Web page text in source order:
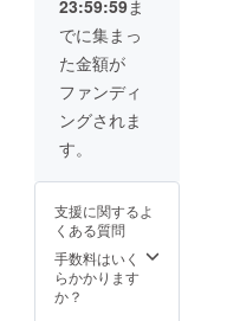
定）
17:00～
20:00 ※
プロ
ジェク
ト達成
後 会場
です チ
¥5,000
23:59:59ま
でに集まっ
た金額が
ファンディ
ングされま
す。
支援に関するよ
くある質問
手数料はいく
らかかります
か？